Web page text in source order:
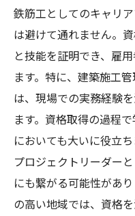
法
地域資源を最
守谷市でのキ
トワーキング
収入アップに
成功事例から
鉄筋工としてのキャリ
は避けて通れません。
と技能を証明でき、雇
ます。特に、建築施工
は、現場での実務経験
ます。資格取得の過程
においても大いに役立
プロジェクトリーダー
にも繋がる可能性があ
の高い地域では、資格